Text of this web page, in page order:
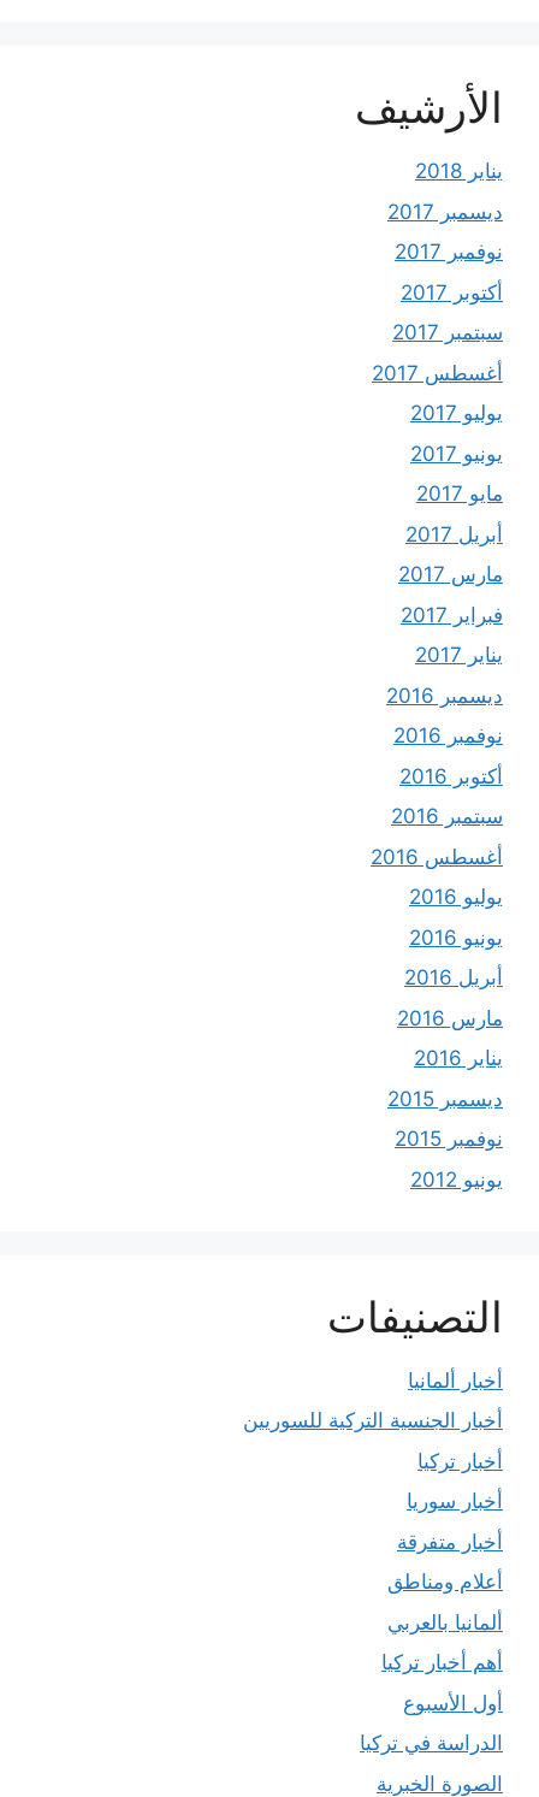
الأرشيف
يناير 2018
ديسمبر 2017
نوفمبر 2017
أكتوبر 2017
سبتمبر 2017
أغسطس 2017
يوليو 2017
يونيو 2017
مايو 2017
أبريل 2017
مارس 2017
فبراير 2017
يناير 2017
ديسمبر 2016
نوفمبر 2016
أكتوبر 2016
سبتمبر 2016
أغسطس 2016
يوليو 2016
يونيو 2016
أبريل 2016
مارس 2016
يناير 2016
ديسمبر 2015
نوفمبر 2015
يونيو 2012
التصنيفات
أخبار ألمانيا
أخبار الجنسية التركية للسوريين
أخبار تركيا
أخبار سوريا
أخبار متفرقة
أعلام ومناطق
ألمانيا بالعربي
أهم أخبار تركيا
أول الأسبوع
الدراسة في تركيا
الصورة الخبرية